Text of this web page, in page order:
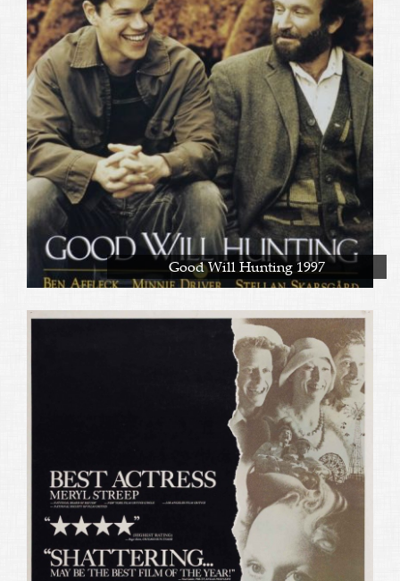
Good Will Hunting 1997